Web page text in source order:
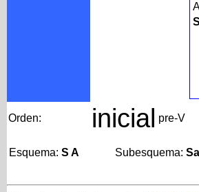
Orden: inicial pre-V
Esquema: S A Subesquema: